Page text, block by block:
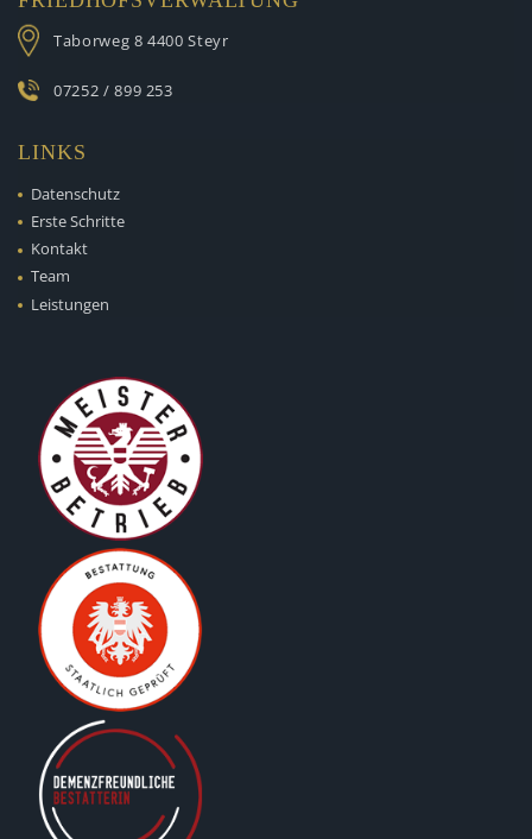
Taborweg 8 4400 Steyr
07252 / 899 253
LINKS
Datenschutz
Erste Schritte
Kontakt
Team
Leistungen